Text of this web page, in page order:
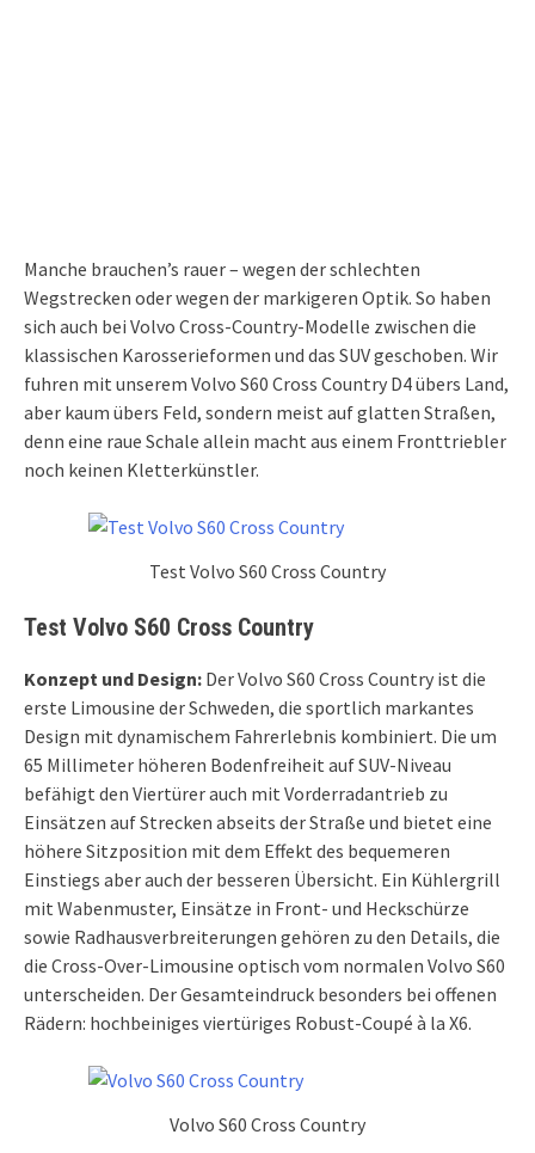
Manche brauchen’s rauer – wegen der schlechten
Wegstrecken oder wegen der markigeren Optik. So haben
sich auch bei Volvo Cross-Country-Modelle zwischen die
klassischen Karosserieformen und das SUV geschoben. Wir
fuhren mit unserem Volvo S60 Cross Country D4 übers Land,
aber kaum übers Feld, sondern meist auf glatten Straßen,
denn eine raue Schale allein macht aus einem Fronttriebler
noch keinen Kletterkünstler.
Test Volvo S60 Cross Country
Test Volvo S60 Cross Country
Konzept und Design: Der Volvo S60 Cross Country ist die
erste Limousine der Schweden, die sportlich markantes
Design mit dynamischem Fahrerlebnis kombiniert. Die um
65 Millimeter höheren Bodenfreiheit auf SUV-Niveau
befähigt den Viertürer auch mit Vorderradantrieb zu
Einsätzen auf Strecken abseits der Straße und bietet eine
höhere Sitzposition mit dem Effekt des bequemeren
Einstiegs aber auch der besseren Übersicht. Ein Kühlergrill
mit Wabenmuster, Einsätze in Front- und Heckschürze
sowie Radhausverbreiterungen gehören zu den Details, die
die Cross-Over-Limousine optisch vom normalen Volvo S60
unterscheiden. Der Gesamteindruck besonders bei offenen
Rädern: hochbeiniges viertüriges Robust-Coupé à la X6.
Volvo S60 Cross Country